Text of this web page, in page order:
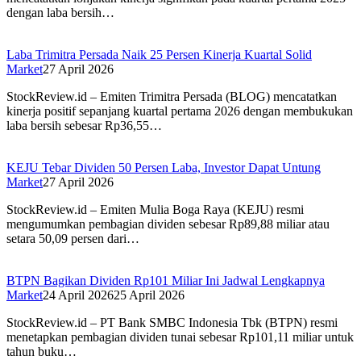
dengan laba bersih…
Laba Trimitra Persada Naik 25 Persen Kinerja Kuartal Solid
Market27 April 2026
StockReview.id – Emiten Trimitra Persada (BLOG) mencatatkan
kinerja positif sepanjang kuartal pertama 2026 dengan membukukan
laba bersih sebesar Rp36,55…
KEJU Tebar Dividen 50 Persen Laba, Investor Dapat Untung
Market27 April 2026
StockReview.id – Emiten Mulia Boga Raya (KEJU) resmi
mengumumkan pembagian dividen sebesar Rp89,88 miliar atau
setara 50,09 persen dari…
BTPN Bagikan Dividen Rp101 Miliar Ini Jadwal Lengkapnya
Market24 April 202625 April 2026
StockReview.id – PT Bank SMBC Indonesia Tbk (BTPN) resmi
menetapkan pembagian dividen tunai sebesar Rp101,11 miliar untuk
tahun buku…